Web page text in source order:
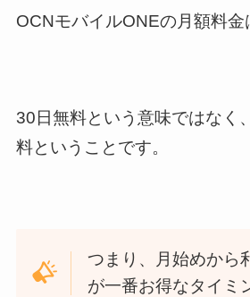
OCNモバイルONEの月額料金
30日無料という意味ではなく
料ということです。
つまり、月始めから
が一番お得なタイミ